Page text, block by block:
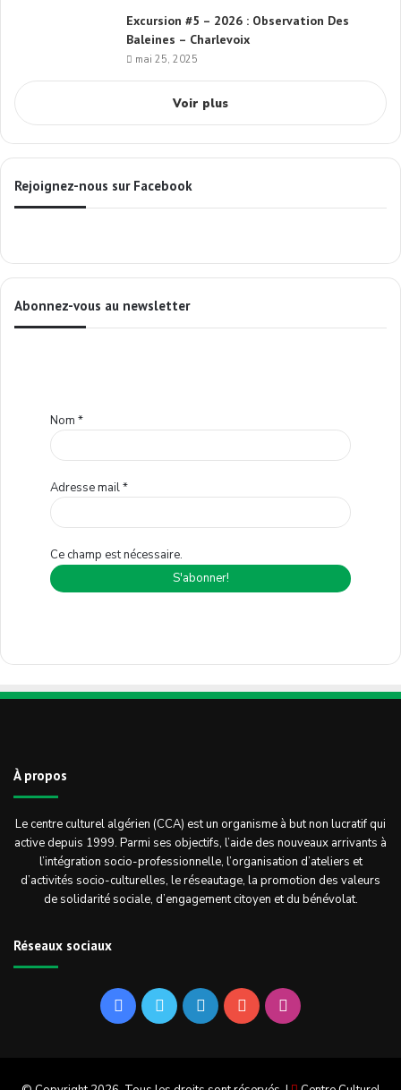
Excursion #5 – 2026 : Observation Des
Baleines – Charlevoix
mai 25, 2025
Voir plus
Rejoignez-nous sur Facebook
Abonnez-vous au newsletter
Nom *
Adresse mail*
Ce champ est nécessaire.
À propos
Le centre culturel algérien (CCA) est un organisme à but non lucratif qui
active depuis 1999. Parmi ses objectifs, l’aide des nouveaux arrivants à
l’intégration socio-professionnelle, l’organisation d’ateliers et
d’activités socio-culturelles, le réseautage, la promotion des valeurs
de solidarité sociale, d’engagement citoyen et du bénévolat.
Réseaux sociaux
FacebookTwitterLinkedinYouTubeInstagram